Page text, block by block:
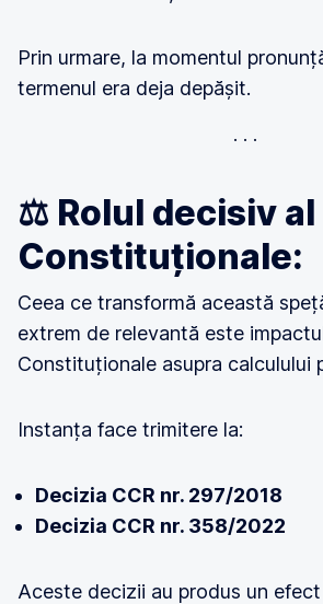
Prin urmare, la momentul
termenul era deja depășit.
⚖️ Rolul decisiv
Constituționale:
Ceea ce transformă această
extrem de relevantă este
Constituționale asupra calculului
Instanța face trimitere la:
Decizia CCR nr. 297/2018
Decizia CCR nr. 358/2022
Aceste decizii au produs un efect